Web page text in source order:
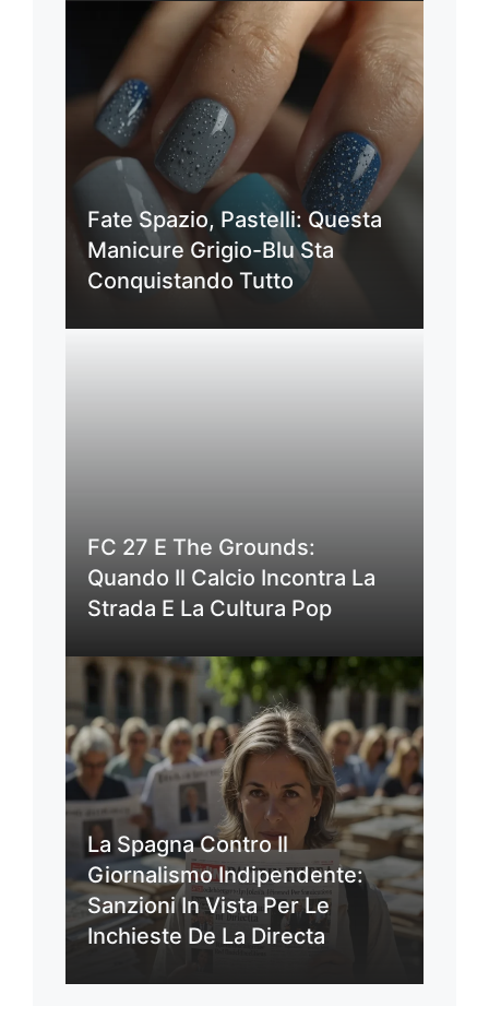
Fate Spazio, Pastelli: Questa
Manicure Grigio-Blu Sta
Conquistando Tutto
FC 27 E The Grounds:
Quando Il Calcio Incontra La
Strada E La Cultura Pop
La Spagna Contro Il
Giornalismo Indipendente:
Sanzioni In Vista Per Le
Inchieste De La Directa